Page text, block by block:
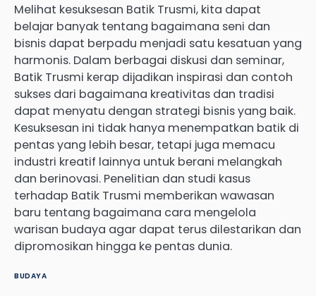
Melihat kesuksesan Batik Trusmi, kita dapat
belajar banyak tentang bagaimana seni dan
bisnis dapat berpadu menjadi satu kesatuan yang
harmonis. Dalam berbagai diskusi dan seminar,
Batik Trusmi kerap dijadikan inspirasi dan contoh
sukses dari bagaimana kreativitas dan tradisi
dapat menyatu dengan strategi bisnis yang baik.
Kesuksesan ini tidak hanya menempatkan batik di
pentas yang lebih besar, tetapi juga memacu
industri kreatif lainnya untuk berani melangkah
dan berinovasi. Penelitian dan studi kasus
terhadap Batik Trusmi memberikan wawasan
baru tentang bagaimana cara mengelola
warisan budaya agar dapat terus dilestarikan dan
dipromosikan hingga ke pentas dunia.
BUDAYA